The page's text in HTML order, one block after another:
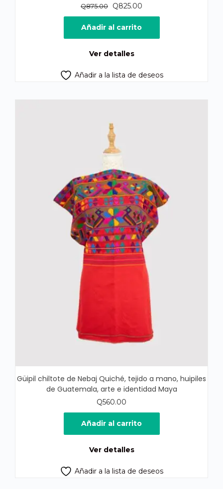
Q875.00
El
precio
original
era:
Q825.00
precio
es:
Añadir al carrito
Ver detalles
Añadir a la lista de deseos
Güipil chiltote de Nebaj Quiché, tejido a mano, huipiles
de Guatemala, arte e identidad Maya
Q560.00
Añadir al carrito
Ver detalles
Añadir a la lista de deseos